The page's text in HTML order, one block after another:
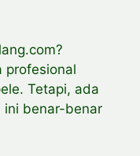
profesional
Tetapi, ada
ini benar-benar